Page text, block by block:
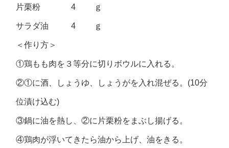
片栗粉 4 ｇ
サラダ油 4 ｇ
＜作り方＞
①鶏もも肉を３等分に切りボウルに入れる。
②①に酒、しょうゆ、しょうがを入れ混ぜる。(10分
位漬け込む)
③鍋に油を熱し、②に片栗粉をまぶし揚げる。
④鶏肉が浮いてきたら油から上げ、油をきる。